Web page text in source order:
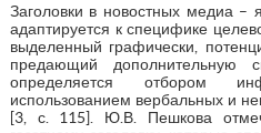
Заголовки в новостных медиа –
адаптируется к специфике
выделенный графически,
предающий дополнительную
определяется отбором
использованием вербальных и
[3, с. 115]. Ю.В. Пешкова